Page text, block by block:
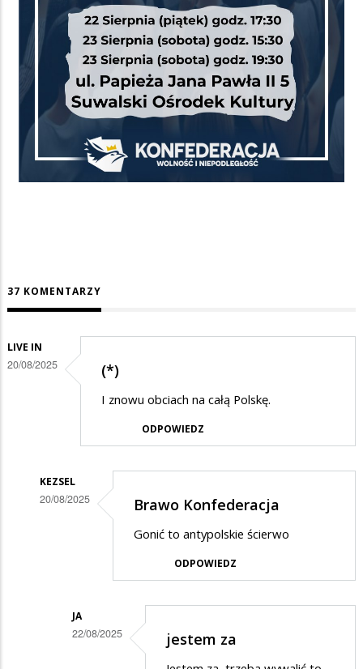
37 KOMENTARZY
LIVE IN
20/08/2025 (*)
I znowu obciach na całą Polskę.
ODPOWIEDZ
KEZSEL
20/08/2025
odpowiedzi
Brawo Konfederacja
Gonić to antypolskie ścierwo
ODPOWIEDZ
JA
22/08/2025 jestem za